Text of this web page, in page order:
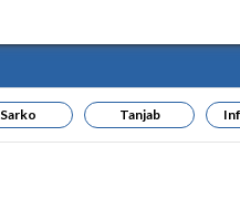
Sarko Tanjab